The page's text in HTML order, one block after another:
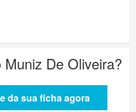
Muniz De Oliveira?
da sua ficha agora